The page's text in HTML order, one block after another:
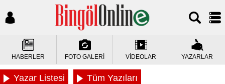
HABERLER FOTO GALERİ VİDEOLAR YAZARLAR
Yazar Listesi Tüm Yazıları